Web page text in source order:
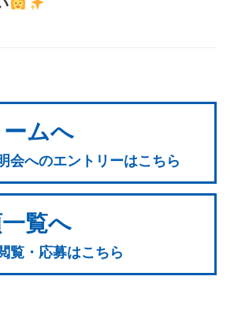
ムへ
会へのエントリーはこちら
覧へ
覧・応募はこちら